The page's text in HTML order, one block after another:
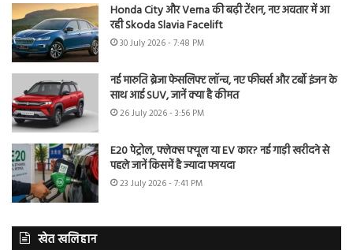
Honda City और Verna की बढ़ी टेंशन, नए अवतार में आ
रही Skoda Slavia Facelift
30 July 2026 - 7:48 PM
नई मारुति ब्रेजा फेसलिफ्ट लॉन्च, नए फीचर्स और टर्बो इंजन के
साथ आई SUV, जानें क्या है कीमत
26 July 2026 - 3:56 PM
E20 पेट्रोल, फ्लेक्स फ्यूल या EV कार? नई गाड़ी खरीदने से
पहले जानें किसमें है ज्यादा फायदा
23 July 2026 - 7:41 PM
खेत खलिहान